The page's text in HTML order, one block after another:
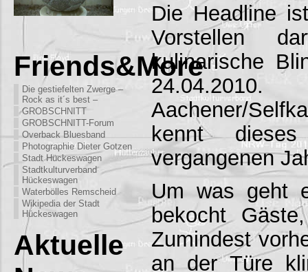
Friends&More
Die gestiefelten Zwerge –
Rock as it´s best –
GROBSCHNITT
GROBSCHNITT-Forum
Overback Bluesband
Photographie Dieter Gotzen
Stadt Hückeswagen
Stadtkulturverband
Hückeswagen
Waterbölles Remscheid
Wikipedia der Stadt
Hückeswagen
Aktuelle
Die Headline
Vorstellen
kulinarische
Aachener/
kennt
vergangenen
Um was geht
bekocht
Zumindest
an der Türe